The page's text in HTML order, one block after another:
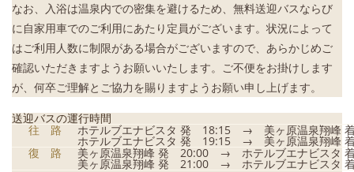
なお、入浴は温泉内での密集を避けるため、無料送迎バスならび
に自家用車でのご利用にあたり定員がございます。状況によって
はご利用人数に制限がある場合がございますので、あらかじめご
確認いただきますようお願いいたします。ご不便をお掛けします
が、何卒ご理解とご協力を賜りますようお願い申し上げます。
送迎バスの運行時間
往 路 ホテルブエナビスタ 発 18:15 → 美ヶ原温泉翔峰
ホテルブエナビスタ 発 19:15 → 美ヶ原温泉翔峰
復 路 美ヶ原温泉翔峰 発 20:00 → ホテルブエナビスタ
美ヶ原温泉翔峰 発 21:00 → ホテルブエナビスタ